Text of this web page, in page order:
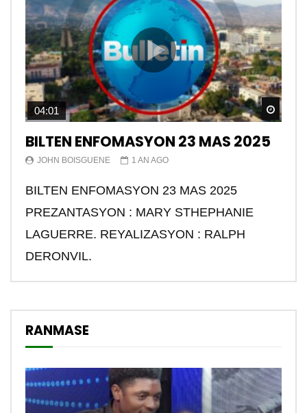
04:01
BILTEN ENFOMASYON 23 MAS 2025
JOHN BOISGUENE 1 AN AGO
BILTEN ENFOMASYON 23 MAS 2025
PREZANTASYON : MARY STHEPHANIE
LAGUERRE. REYALIZASYON : RALPH
DERONVIL.
RANMASE